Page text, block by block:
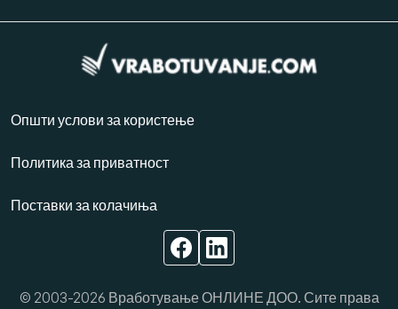
Општи услови за користење
Политика за приватност
Поставки за колачиња
© 2003-2026 Вработување ОНЛИНЕ ДОО. Сите права